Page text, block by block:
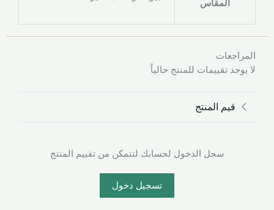
المقاس
المراجعات
لا يوجد تقييمات للمنتج حالياً
قيم المنتج
سجل الدخول لحسابك لتتمكن من تقييم المنتج
تسجيل دخول